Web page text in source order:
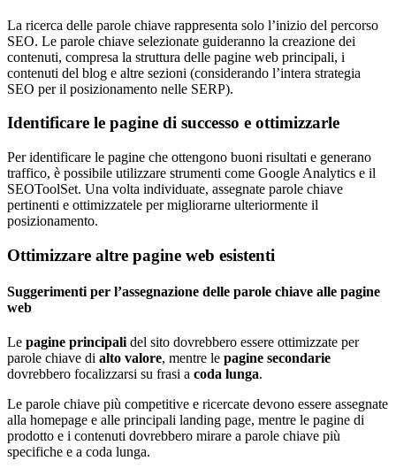
La ricerca delle parole chiave rappresenta solo l’inizio del percorso
SEO. Le parole chiave selezionate guideranno la creazione dei
contenuti, compresa la struttura delle pagine web principali, i
contenuti del blog e altre sezioni (considerando l’intera strategia
SEO per il posizionamento nelle SERP).
Identificare le pagine di successo e ottimizzarle
Per identificare le pagine che ottengono buoni risultati e generano
traffico, è possibile utilizzare strumenti come Google Analytics e il
SEOToolSet. Una volta individuate, assegnate parole chiave
pertinenti e ottimizzatele per migliorarne ulteriormente il
posizionamento.
Ottimizzare altre pagine web esistenti
Suggerimenti per l’assegnazione delle parole chiave alle pagine
web
Le pagine principali del sito dovrebbero essere ottimizzate per
parole chiave di alto valore, mentre le pagine secondarie
dovrebbero focalizzarsi su frasi a coda lunga.
Le parole chiave più competitive e ricercate devono essere assegnate
alla homepage e alle principali landing page, mentre le pagine di
prodotto e i contenuti dovrebbero mirare a parole chiave più
specifiche e a coda lunga.